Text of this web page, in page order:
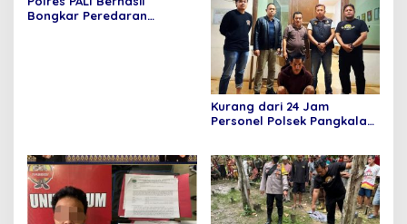
Bongkar Peredaran
Kurang dari 24 Jam
Personel Polsek Pangkalan
Terjadi di Desa Pulauwan